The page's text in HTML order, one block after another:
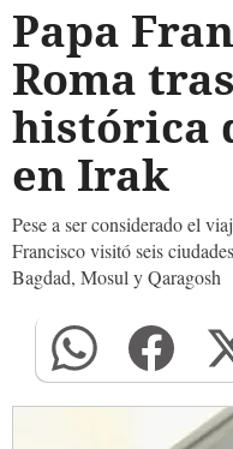
Papa
Roma
histórica
en Irak
Pese a ser considerado el
Francisco visitó seis
Bagdad, Mosul y Qaragosh